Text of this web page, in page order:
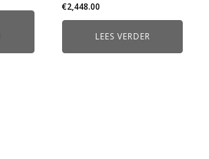
€2,448.00
LEES VERDER